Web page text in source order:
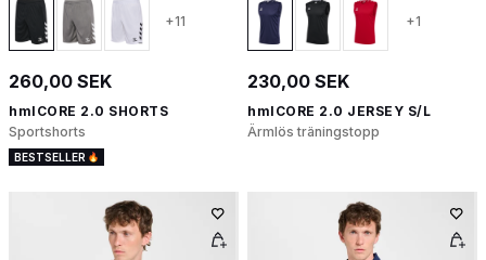
+11
260,00 SEK
hmlCORE 2.0 SHORTS
Sportshorts
BESTSELLER
+1
230,00 SEK
hmlCORE 2.0 JERSEY S/L
Ärmlös träningstopp